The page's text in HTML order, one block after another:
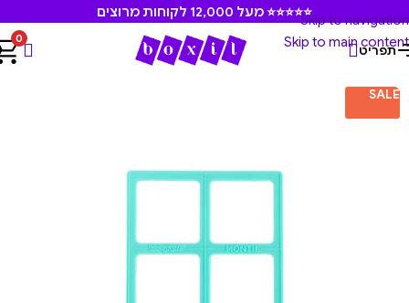
Skip to navigation
Skip to main content
⭐⭐⭐⭐⭐ מעל 12,000 לקוחות מרוצים
תפריט
0
עמוד הבית מוצרים משלימים/קורצנים וחותכנים
SALE